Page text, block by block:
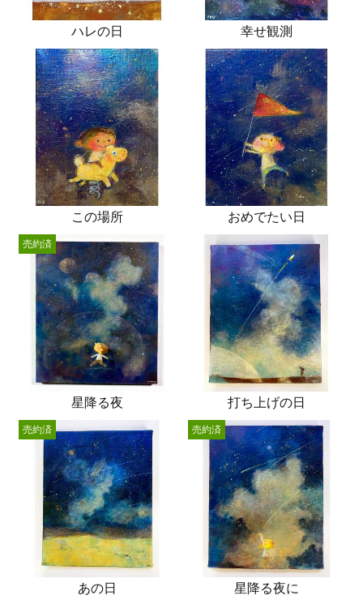
ハレの日 幸せ観測
この場所 おめでたい日
星降る夜
売約済
打ち上げの日
あの日
売約済
星降る夜に
売約済